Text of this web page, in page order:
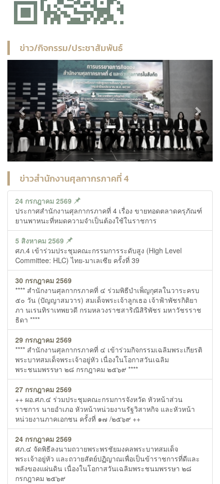
ข่าว/กิจกรรม/ประชาสัมพันธ์
Previous
ข่าวสำนักงานศุลกากรภาคที่ 4
24 กรกฎาคม 2569
ประกาศสำนักงานศุลกากรภาคที่ 4 เรื่อง ขายทอดตลาดครุภัณฑ์
ยานพาหนะที่หมดความจำเป็นต้องใช้ในราชการ
5 สิงหาคม 2569
ศภ.4 เข้าร่วมประชุมคณะกรรมการระดับสูง (High Level
Committee: HLC) ไทย-มาเลเซีย ครั้งที่ 39
30 กรกฎาคม 2569
**** สำนักงานศุลกากรภาคที่ ๔ ร่วมพิธีบำเพ็ญกุศลในวาระครบ
๕๐ วัน (ปัญญาสมวาร) สมเด็จพระเจ้าลูกเธอ เจ้าฟ้าพัชรกิติยา
ภา นเรนทิราเทพยวดี กรมหลวงราชสาริณีสิริพัชร มหาวัชรราช
ธิดา ****
29 กรกฎาคม 2569
**** สำนักงานศุลกากรภาคที่ ๔ เข้าร่วมกิจกรรมเฉลิมพระเกียรติ
พระบาทสมเด็จพระเจ้าอยู่หัว เนื่องในโอกาสวันเฉลิม
พระชนมพรรษา ๒๘ กรกฎาคม ๒๕๖๙ ****
27 กรกฎาคม 2569
++ ผอ.ศภ.๔ ร่วมประชุมคณะกรมการจังหวัด หัวหน้าส่วน
ราชการ นายอำเภอ หัวหน้าหน่วยงานรัฐวิสาหกิจ และหัวหน้า
หน่วยงานภาคเอกชน ครั้งที่ ๑๗ /๒๕๖๙ ++
24 กรกฎาคม 2569
ศภ.๔ จัดพิธีลงนามถวายพระพรชัยมงคลพระบาทสมเด็จ
พระเจ้าอยู่หัว และถวายสัตย์ปฏิญาณเพื่อเป็นข้าราชการที่ดีและ
พลังของแผ่นดิน เนื่องในโอกาสวันเฉลิมพระชนมพรรษา ๒๘
กรกฎาคม ๒๕๖๙